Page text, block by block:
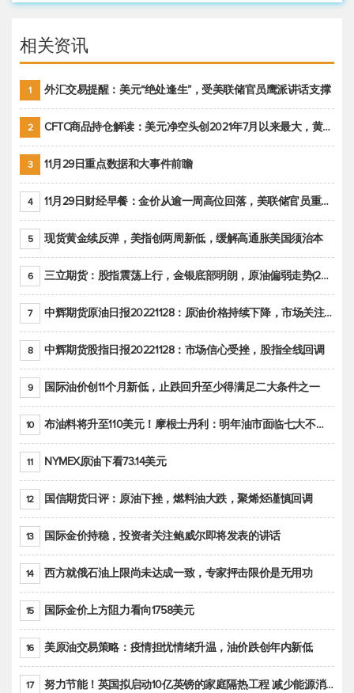
相关资讯
1 外汇交易提醒：美元“绝处逢生”，受美联储官员鹰派讲话支撑
2 CFTC商品持仓解读：美元净空头创2021年7月以来最大，黄金期货投机性净多头头寸减少
3 11月29日重点数据和大事件前瞻
4 11月29日财经早餐：金价从逾一周高位回落，美联储官员重申鹰派立场推动美元回升
5 现货黄金续反弹，美指创两周新低，缓解高通胀美国须治本
6 三立期货：股指震荡上行，金银底部明朗，原油偏弱走势(20221128收评)
7 中辉期货原油日报20221128：原油价格持续下降，市场关注OPEC+新一轮产能政策
8 中辉期货股指日报20221128：市场信心受挫，股指全线回调
9 国际油价创11个月新低，止跌回升至少得满足二大条件之一
10 布油料将升至110美元！摩根士丹利：明年油市面临七大不确定性
11 NYMEX原油下看73.14美元
12 国信期货日评：原油下挫，燃料油大跌，聚烯烃谨慎回调
13 国际金价持稳，投资者关注鲍威尔即将发表的讲话
14 西方就俄石油上限尚未达成一致，专家抨击限价是无用功
15 国际金价上方阻力看向1758美元
16 美原油交易策略：疫情担忧情绪升温，油价跌创年内新低
17 努力节能！英国拟启动10亿英镑的家庭隔热工程 减少能源消耗